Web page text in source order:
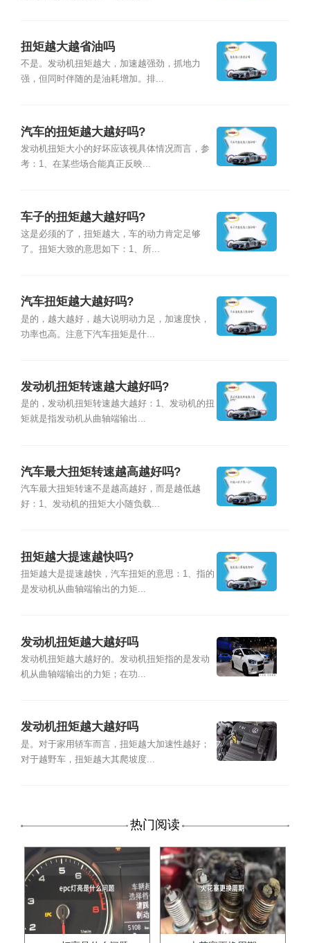
扭矩越大越省油吗
不是。发动机扭矩越大，加速越强劲，抓地力
强，但同时伴随的是油耗增加。排...
汽车的扭矩越大越好吗?
发动机扭矩大小的好坏应该视具体情况而言，参
考：1、在某些场合能真正反映...
车子的扭矩越大越好吗?
这是必须的了，扭矩越大，车的动力肯定足够
了。扭矩大致的意思如下：1、所...
汽车扭矩越大越好吗?
是的，越大越好，越大说明动力足，加速度快，
功率也高。注意下汽车扭矩是什...
发动机扭矩转速越大越好吗?
是的，发动机扭矩转速越大越好：1、发动机的扭
矩就是指发动机从曲轴端输出...
汽车最大扭矩转速越高越好吗?
汽车最大扭矩转速不是越高越好，而是越低越
好：1、发动机的扭矩大小随负载...
扭矩越大提速越快吗?
扭矩越大是提速越快，汽车扭矩的意思：1、指的
是发动机从曲轴端输出的力矩...
发动机扭矩越大越好吗
发动机扭矩越大越好的。发动机扭矩指的是发动
机从曲轴端输出的力矩；在功...
发动机扭矩越大越好吗
是。对于家用轿车而言，扭矩越大加速性越好；
对于越野车，扭矩越大其爬坡度...
热门阅读